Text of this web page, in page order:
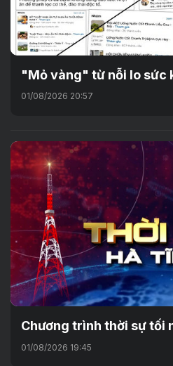
"Mỏ vàng" từ nỗi lo sức
01/08/2026 20:57
Chương trình thời sự tối
01/08/2026 19:45